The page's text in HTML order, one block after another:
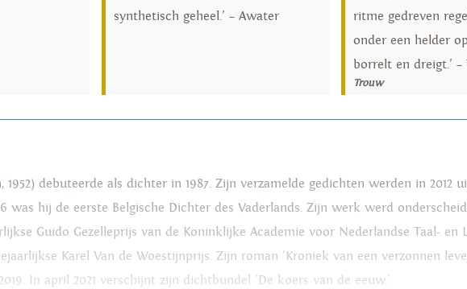
synthetisch geheel.’ – Awater
ritme gedreven
onder een helder
borrelt en dreigt.’ –
Trouw
1952) debuteerde als dichter in 1987. Zijn verzamelde gedichten werden in
was hij de eerste Belgische Dichter des Vaderlands. Zijn werk werd
Guido Gezelleprijs van de Koninklijke Academie voor Nederlandse Taal- en
Karel Van de Woestijnprijs. Zijn roman 'Kroniek van een verzonnen
In april 2021 verschijnt zijn dichtbundel 'De koers van de eeuw.'